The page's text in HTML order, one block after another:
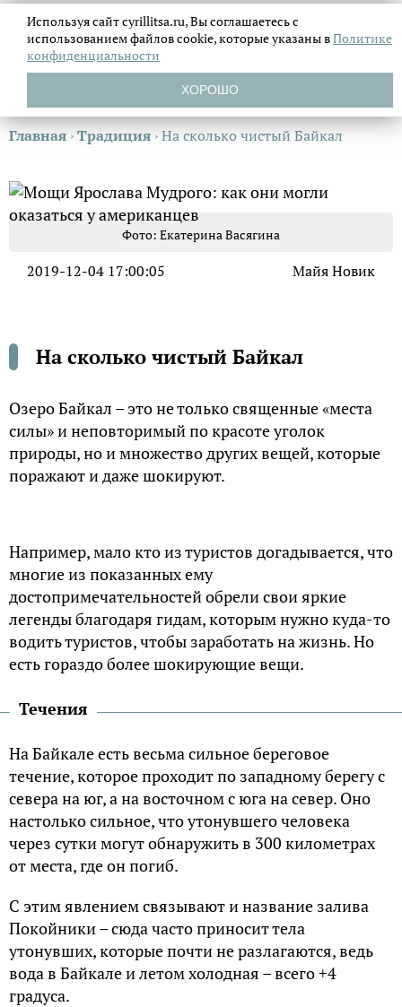
Главная ›Традиция ›На сколько чистый Байкал
Фото: Екатерина Васягина
2019-12-04 17:00:05 Майя Новик
На сколько чистый Байкал
Озеро Байкал – это не только священные «места
силы» и неповторимый по красоте уголок
природы, но и множество других вещей, которые
поражают и даже шокируют.
Например, мало кто из туристов догадывается, что
многие из показанных ему
достопримечательностей обрели свои яркие
легенды благодаря гидам, которым нужно куда-то
водить туристов, чтобы заработать на жизнь. Но
есть гораздо более шокирующие вещи.
Течения
На Байкале есть весьма сильное береговое
течение, которое проходит по западному берегу с
севера на юг, а на восточном с юга на север. Оно
настолько сильное, что утонувшего человека
через сутки могут обнаружить в 300 километрах
от места, где он погиб.
С этим явлением связывают и название залива
Покойники – сюда часто приносит тела
утонувших, которые почти не разлагаются, ведь
вода в Байкале и летом холодная – всего +4
градуса.
Используя сайт cyrillitsa.ru, Вы соглашаетесь с
использованием файловcookie, которые указаны вПолитике
конфиденциальности
ХОРОШО